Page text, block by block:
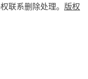
联系删除处理。 版权